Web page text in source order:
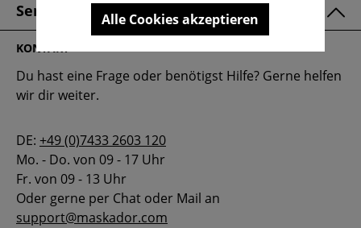
Service & FAQ
KONTAKT
Du hast eine Frage oder benötigst Hilfe? Gerne helfen
wir dir weiter.
DE: +49 (0)7433 2603 120
Mo. - Do. von 09 - 17 Uhr
Fr. von 09 - 13 Uhr
Oder gerne per Chat oder Mail an
support@maskador.com
Alle Cookies akzeptieren